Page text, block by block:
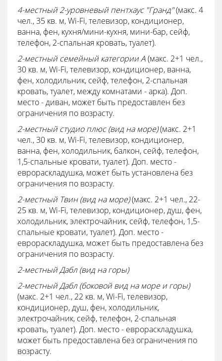
4-местный 2-уровневый пентхаус "Гранд"(макс. 4
чел., 35 кв. м, Wi-Fi, телевизор, кондиционер,
ванна, фен, кухня/мини-кухня, мини-бар, сейф,
телефон, 2-спальная кровать, туалет).
2-местный семейный категории А(макс. 2+1 чел.,
30 кв. м, Wi-Fi, телевизор, кондиционер, ванна,
фен, холодильник, сейф, телефон, 2-спальная
кровать, туалет, между комнатами - арка). Доп.
место - диван, может быть предоставлен без
ограничения по возрасту.
2-местный студио плюс (вид на море)(макс. 2+1
чел., 30 кв. м, Wi-Fi, телевизор, кондиционер,
ванна, фен, холодильник, балкон, сейф, телефон,
1,5-спальные кровати, туалет). Доп. место -
еврораскладушка, может быть установлена без
ограничения по возрасту.
2-местный Твин (вид на море)(макс. 2+1 чел., 22-
25 кв. м, Wi-Fi, телевизор, кондиционер, душ, фен,
холодильник, электрочайник, сейф, телефон, 1,5-
спальные кровати, туалет). Доп. место -
еврораскладушка, может быть предоставлена без
ограничения по возрасту.
2-местный Дабл (вид на горы)
2-местный Дабл (боковой вид на море и горы)
(макс. 2+1 чел., 22 кв. м, Wi-Fi, телевизор,
кондиционер, душ, фен, холодильник,
электрочайник, сейф, телефон, 2-спальная
кровать, туалет). Доп. место - еврораскладушка,
может быть предоставлена без ограничения по
возрасту.